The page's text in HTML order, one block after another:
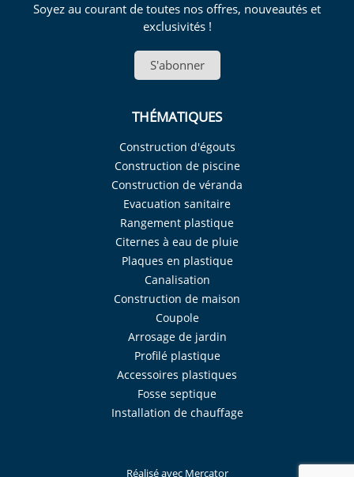
Soyez au courant de toutes nos offres, nouveautés et
exclusivités !
S'abonner
THÉMATIQUES
Construction d'égouts
Construction de piscine
Construction de véranda
Evacuation sanitaire
Rangement plastique
Citernes à eau de pluie
Plaques en plastique
Canalisation
Construction de maison
Coupole
Arrosage de jardin
Profilé plastique
Accessoires plastiques
Fosse septique
Installation de chauffage
Réalisé avec Mercator